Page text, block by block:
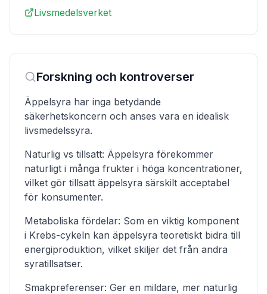
Livsmedelsverket
Forskning och kontroverser
Äppelsyra har inga betydande
säkerhetskoncern och anses vara en idealisk
livsmedelssyra.
Naturlig vs tillsatt: Äppelsyra förekommer
naturligt i många frukter i höga koncentrationer,
vilket gör tillsatt äppelsyra särskilt acceptabel
för konsumenter.
Metaboliska fördelar: Som en viktig komponent
i Krebs-cykeln kan äppelsyra teoretiskt bidra till
energiproduktion, vilket skiljer det från andra
syratillsatser.
Smakpreferenser: Ger en mildare, mer naturlig